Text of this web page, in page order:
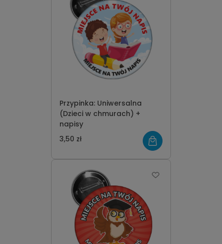
Przypinka: Uniwersalna
(Dzieci w chmurach) +
napisy
3,50 zł